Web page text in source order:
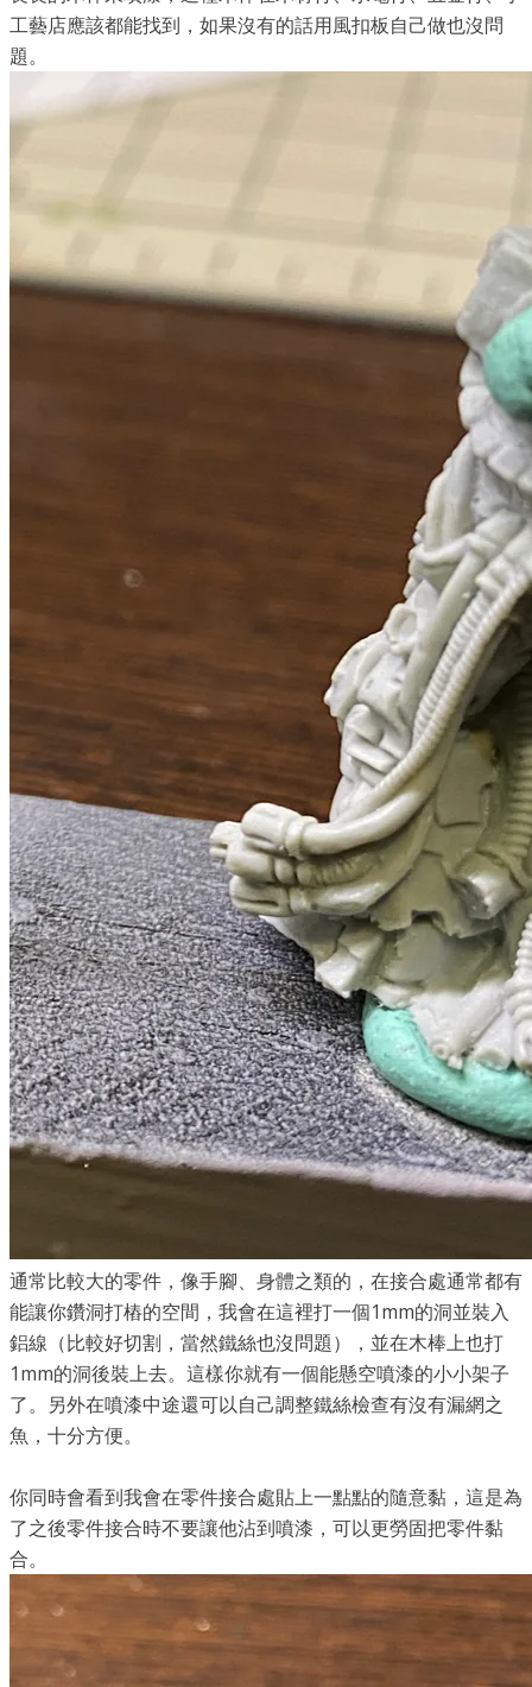
工藝店應該都能找到，如果沒有的話用風扣板自己做也沒問
題。
通常比較大的零件，像手腳、身體之類的，在接合處通常都有
能讓你鑽洞打樁的空間，我會在這裡打一個1mm的洞並裝入
鋁線（比較好切割，當然鐵絲也沒問題），並在木棒上也打
1mm的洞後裝上去。這樣你就有一個能懸空噴漆的小小架子
了。另外在噴漆中途還可以自己調整鐵絲檢查有沒有漏網之
魚，十分方便。
你同時會看到我會在零件接合處貼上一點點的隨意黏，這是為
了之後零件接合時不要讓他沾到噴漆，可以更勞固把零件黏
合。